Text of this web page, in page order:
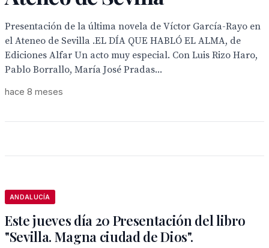
Presentación de la última novela de Víctor García-Rayo en
el Ateneo de Sevilla .EL DÍA QUE HABLÓ EL ALMA, de
Ediciones Alfar Un acto muy especial. Con Luis Rizo Haro,
Pablo Borrallo, María José Pradas...
hace 8 meses
ANDALUCÍA
Este jueves día 20 Presentación del libro
"Sevilla. Magna ciudad de Dios".